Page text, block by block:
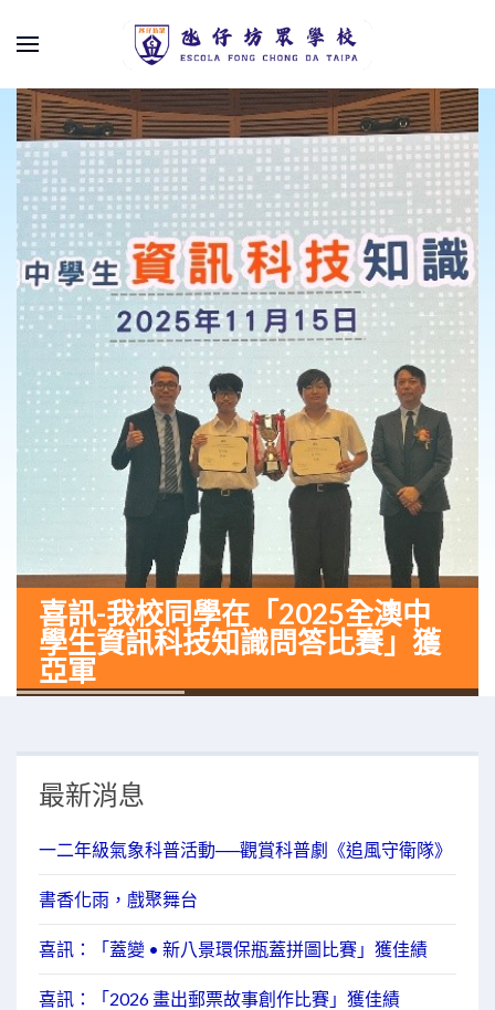
喜訊-我校同學在「2025全澳中
學生資訊科技知識問答比賽」獲
亞軍
最新消息
一二年級氣象科普活動──觀賞科普劇《追風守衛隊》
書香化雨，戲聚舞台
喜訊：「蓋變 • 新八景環保瓶蓋拼圖比賽」獲佳績
喜訊：「2026 畫出郵票故事創作比賽」獲佳績